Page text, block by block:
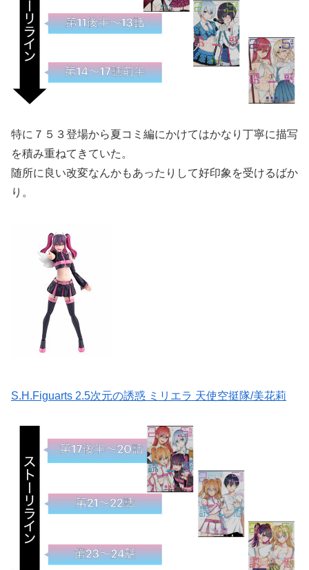
特に７５３登場から夏コミ編にかけてはかなり丁寧に描写
を積み重ねてきていた。
随所に良い改変なんかもあったりして好印象を受けるばか
り。
S.H.Figuarts 2.5次元の誘惑 ミリエラ 天使空挺隊/美花莉